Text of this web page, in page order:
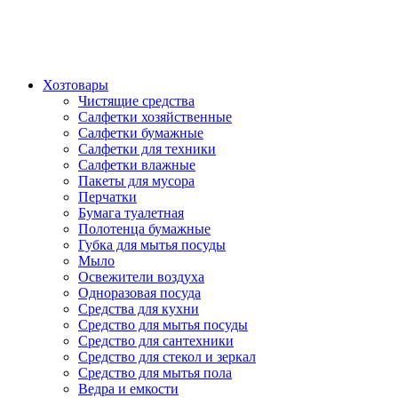
Хозтовары
Чистящие средства
Салфетки хозяйственные
Салфетки бумажные
Салфетки для техники
Салфетки влажные
Пакеты для мусора
Перчатки
Бумага туалетная
Полотенца бумажные
Губка для мытья посуды
Мыло
Освежители воздуха
Одноразовая посуда
Средства для кухни
Средство для мытья посуды
Средство для сантехники
Средство для стекол и зеркал
Средство для мытья пола
Ведра и емкости